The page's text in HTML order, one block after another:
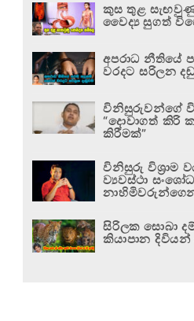
කුස තුළ
වෛද්‍ය සුගත්
අපරාධ නීතියේ
වරදට සරිලන
විනිසුරුවන්ගේ
“දොවාගත් කිරි
කිරීමක්”
විනිසුරු විශ්‍රාම
ව්‍යවස්ථා
සිරිලක සොබා
කියාපාන